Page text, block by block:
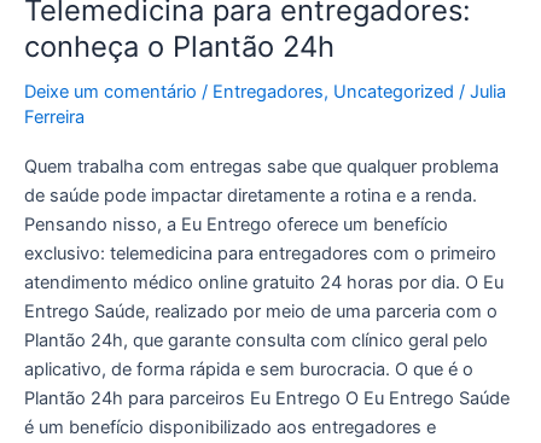
Telemedicina para entregadores:
conheça o Plantão 24h
Deixe um comentário / Entregadores, Uncategorized / Julia
Ferreira
Quem trabalha com entregas sabe que qualquer problema
de saúde pode impactar diretamente a rotina e a renda.
Pensando nisso, a Eu Entrego oferece um benefício
exclusivo: telemedicina para entregadores com o primeiro
atendimento médico online gratuito 24 horas por dia. O Eu
Entrego Saúde, realizado por meio de uma parceria com o
Plantão 24h, que garante consulta com clínico geral pelo
aplicativo, de forma rápida e sem burocracia. O que é o
Plantão 24h para parceiros Eu Entrego O Eu Entrego Saúde
é um benefício disponibilizado aos entregadores e